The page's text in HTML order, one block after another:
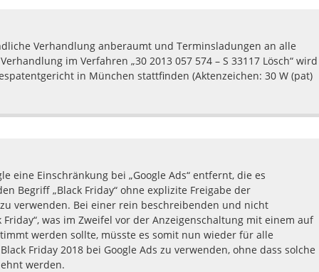
Verhandlung anberaumt und Terminsladungen an alle
im Verfahren „30 2013 057 574 – S 33117 Lösch“ wird
in München stattfinden (Aktenzeichen: 30 W (pat)
eine Einschränkung bei „Google Ads“ entfernt, die es
Begriff „Black Friday“ ohne explizite Freigabe der
verwenden. Bei einer rein beschreibenden und nicht
was im Zweifel vor der Anzeigenschaltung mit einem auf
werden sollte, müsste es somit nun wieder für alle
Friday 2018 bei Google Ads zu verwenden, ohne dass solche
werden.